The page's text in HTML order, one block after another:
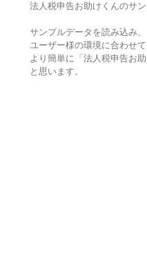
法人税申告お助けくんのサン
サンプルデータを読み込み、
ユーザー様の環境に合わせ
より簡単に「法人税申告お
と思います。